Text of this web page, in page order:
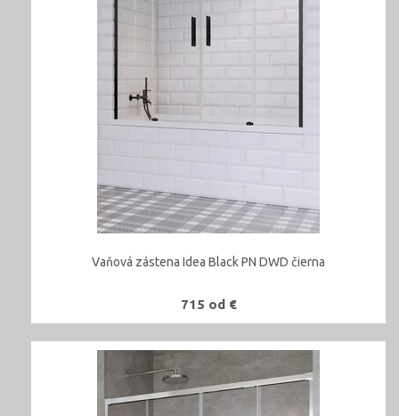
Vaňová zástena Idea Black PN DWD čierna
715 od €